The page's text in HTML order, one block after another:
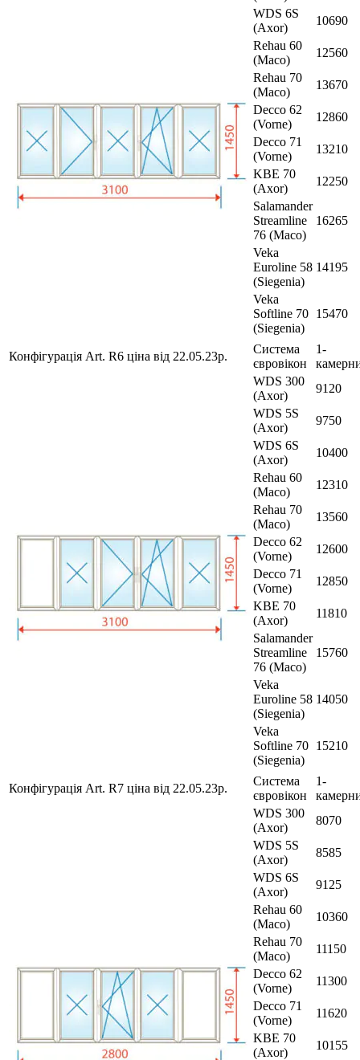
WDS 6S
(Axor)
10690
Rehau 60
(Maco)
12560
Rehau 70
(Maco)
13670
Decco 62
(Vorne)
12860
Decco 71
(Vorne)
13210
KBE 70
(Axor)
12250
Salamander
Streamline
76 (Maco)
16265
Veka
Euroline 58
(Siegenia)
14195
Veka
Softline 70
(Siegenia)
15470
Конфігурація Art. R6 ціна від 22.05.23р.
Система
євровікон
1-
WDS 300
(Axor)
9120
WDS 5S
(Axor)
9750
WDS 6S
(Axor)
10400
Rehau 60
(Maco)
12310
Rehau 70
(Maco)
13560
Decco 62
(Vorne)
12600
Decco 71
(Vorne)
12850
KBE 70
(Axor)
11810
Salamander
Streamline
76 (Maco)
15760
Veka
Euroline 58
(Siegenia)
14050
Veka
Softline 70
(Siegenia)
15210
Конфігурація Art. R7 ціна від 22.05.23р.
Система
євровікон
1-
WDS 300
(Axor)
8070
WDS 5S
(Axor)
8585
WDS 6S
(Axor)
9125
Rehau 60
(Maco)
10360
Rehau 70
(Maco)
11150
Decco 62
(Vorne)
11300
Decco 71
(Vorne)
11620
KBE 70
(Axor)
10155